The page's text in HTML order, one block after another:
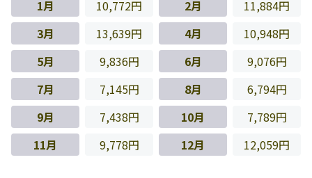
1月 10,772円 2月
11,884円
3月
13,639円 4月
10,948円
5月
9,836円 6月
9,076円
7月
7,145円 8月
6,794円
9月
7,438円 10月
7,789円
11月
9,778円 12月 12,059円